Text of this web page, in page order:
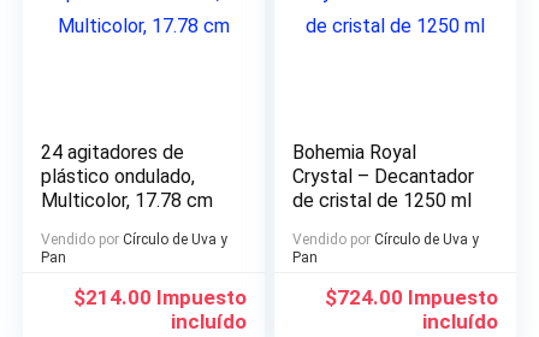
24 agitadores de
plástico ondulado,
Multicolor, 17.78 cm
Vendido por Círculo de Uva y
Pan
$214.00 Impuesto
incluído
Bohemia Royal
Crystal – Decantador
de cristal de 1250 ml
Vendido por Círculo de Uva y
Pan
$724.00 Impuesto
incluído